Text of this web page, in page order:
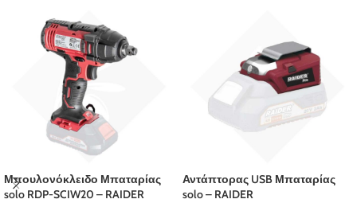
Μπουλονόκλειδο Μπαταρίας
solo RDP-SCIW20 – RAIDER
Αντάπτορας USB Μπαταρίας
solo – RAIDER